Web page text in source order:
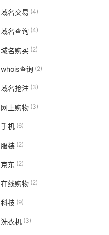
域名交易 (4)
域名查询(4)
域名购买(2)
whois查询(2)
域名抢注(3)
网上购物(3)
手机 (6)
服装(2)
京东 (2)
在线购物(2)
科技 (9)
洗衣机 (3)